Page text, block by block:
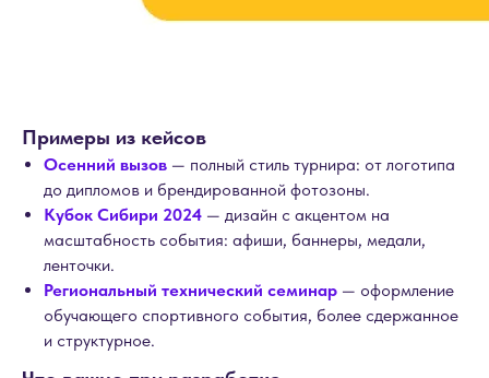
Примеры из кейсов
Осенний вызов — полный стиль турнира: от логотипа
до дипломов и брендированной фотозоны.
Кубок Сибири 2024 — дизайн с акцентом на
масштабность события: афиши, баннеры, медали,
ленточки.
Региональный технический семинар — оформление
обучающего спортивного события, более сдержанное
и структурное.